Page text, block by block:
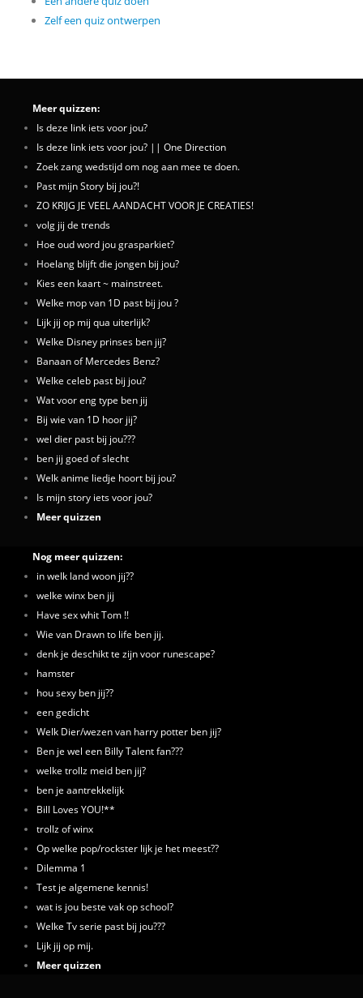
Zelf een quiz ontwerpen
Meer quizzen:
Is deze link iets voor jou?
Is deze link iets voor jou? || One Direction
Zoek zang wedstijd om nog aan mee te doen.
Past mijn Story bij jou?!
ZO KRIJG JE VEEL AANDACHT VOOR JE CREATIES!
volg jij de trends
Hoe oud word jou grasparkiet?
Hoelang blijft die jongen bij jou?
Kies een kaart ~ mainstreet.
Welke mop van 1D past bij jou ?
Lijk jij op mij qua uiterlijk?
Welke Disney prinses ben jij?
Banaan of Mercedes Benz?
Welke celeb past bij jou?
Wat voor eng type ben jij
Bij wie van 1D hoor jij?
wel dier past bij jou???
ben jij goed of slecht
Welk anime liedje hoort bij jou?
Is mijn story iets voor jou?
Meer quizzen
Nog meer quizzen:
in welk land woon jij??
welke winx ben jij
Have sex whit Tom !!
Wie van Drawn to life ben jij.
denk je deschikt te zijn voor runescape?
hamster
hou sexy ben jij??
een gedicht
Welk Dier/wezen van harry potter ben jij?
Ben je wel een Billy Talent fan???
welke trollz meid ben jij?
ben je aantrekkelijk
Bill Loves YOU!**
trollz of winx
Op welke pop/rockster lijk je het meest??
Dilemma 1
Test je algemene kennis!
wat is jou beste vak op school?
Welke Tv serie past bij jou???
Lijk jij op mij.
Meer quizzen